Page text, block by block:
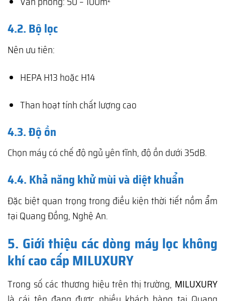
4.2. Bộ lọc
Nên ưu tiên:
HEPA H13 hoặc H14
Than hoạt tính chất lượng cao
4.3. Độ ồn
Chọn máy có chế độ ngủ yên tĩnh, độ ồn dưới 35dB.
4.4. Khả năng khử mùi và diệt khuẩn
Đặc biệt quan trọng trong điều kiện thời tiết nồm ẩm
tại Quang Đồng, Nghệ An.
5. Giới thiệu các dòng máy lọc không
khí cao cấp MILUXURY
Trong số các thương hiệu trên thị trường, MILUXURY